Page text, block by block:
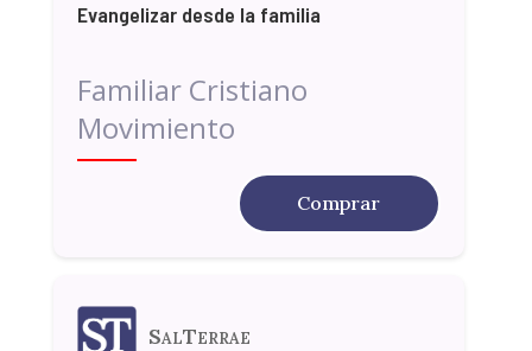
Evangelizar desde la familia
Familiar Cristiano
Movimiento
Comprar
SalTerrae